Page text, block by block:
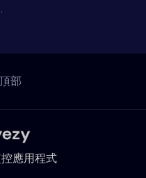
部
應用程式